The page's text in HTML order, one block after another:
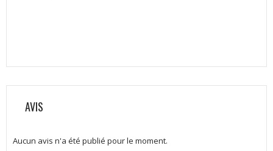
AVIS
Aucun avis n'a été publié pour le moment.